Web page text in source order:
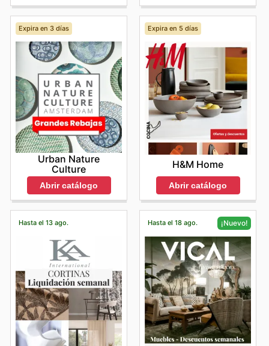
Expira en 3 días
Urban Nature
Culture
Abrir catálogo
Expira en 5 días
H&M Home
Abrir catálogo
Hasta el 13 ago. Hasta el 18 ago. ¡Nuevo!